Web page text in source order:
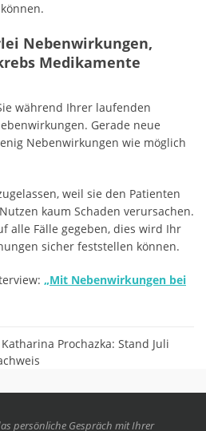
Nebenwirkungen,
Medikamente
während Ihrer laufenden
Gerade neue
Nebenwirkungen wie möglich
weil sie den Patienten
kaum Schaden verursachen.
alle Fälle gegeben, dies wird Ihr
sicher feststellen können.
„Mit Nebenwirkungen bei
Katharina Prochazka: Stand Juli
persönliche Gespräch mit Ihrer